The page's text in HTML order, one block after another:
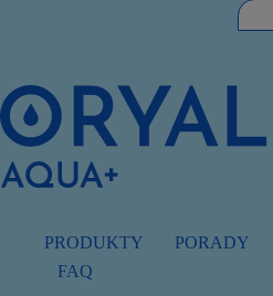
PRODUKTY PORADY
FAQ